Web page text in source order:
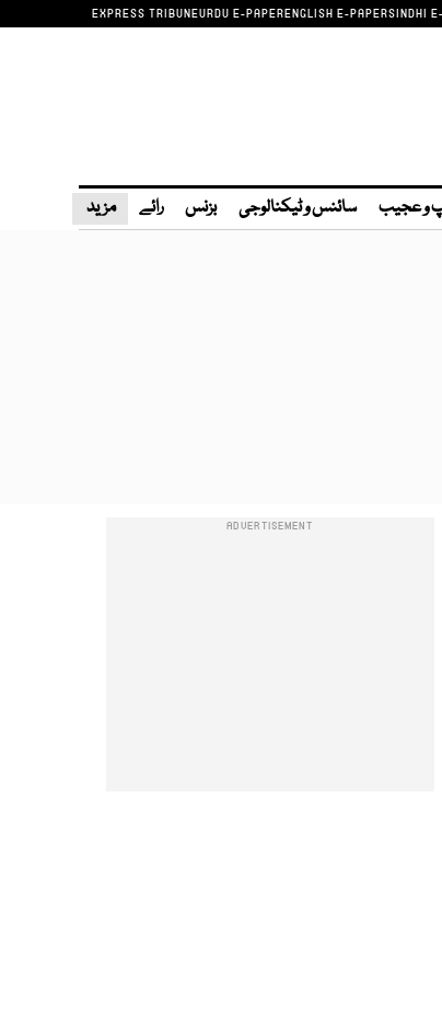
EXPRESS TRIBUNEURDU E-PAPERENGLISH E-PAPERSINDHI
و عجیب سائنس و ٹیکنالوجی بزنس رائے مزید